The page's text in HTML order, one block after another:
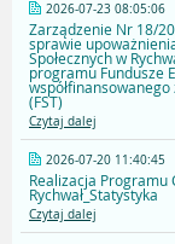
2026-07-23 08:05:06
Zarządzenie Nr 18/
sprawie
Społecznych w
programu Fundusze
(FST)
Czytaj dalej
2026-07-20 11:40:45
Realizacja Programu
Rychwał_Statystyka
Czytaj dalej